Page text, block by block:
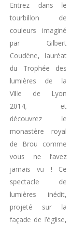
Entrez dans le
tourbillon de
couleurs imaginé
par Gilbert
Coudène, lauréat
du Trophée des
lumières de la
Ville de Lyon
2014, et
découvrez le
monastère royal
de Brou comme
vous ne l’avez
jamais vu ! Ce
spectacle de
lumières inédit,
projeté sur la
façade de l’église,